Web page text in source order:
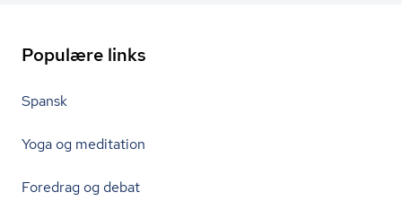
Populære links
Spansk
Yoga og meditation
Foredrag og debat